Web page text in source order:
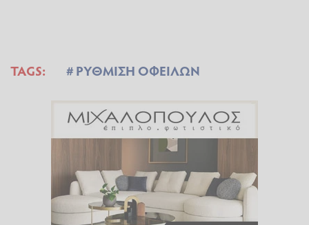
TAGS: ΡΥΘΜΙΣΗ ΟΦΕΙΛΩΝ